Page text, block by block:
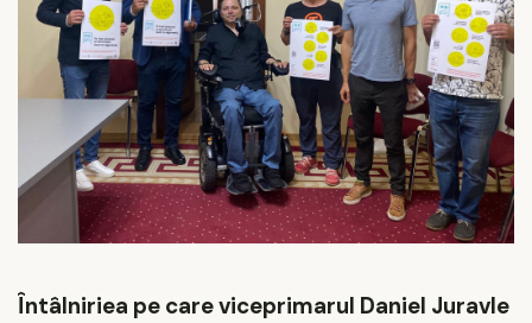
Întâlniriea pe care viceprimarul Daniel Juravle